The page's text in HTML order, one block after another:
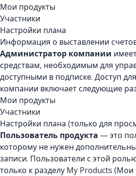
Мои продукты
Участники
Настройки плана
Информация о выставлении
Администратор компании
средствам, необходимым для
доступными в подписке. Доступ
компании включает следующие
Мои продукты
Участники
Настройки плана (только для
Пользователь продукта — это
которому не нужен
записи. Пользователи с этой
только к разделу My Products (Мои